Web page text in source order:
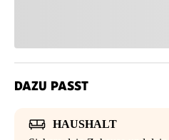
DAZU PASST
HAUSHALT